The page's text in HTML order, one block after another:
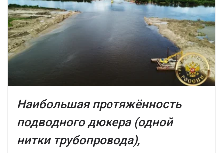
Наибольшая протяжённость
подводного дюкера (одной
нитки трубопровода),